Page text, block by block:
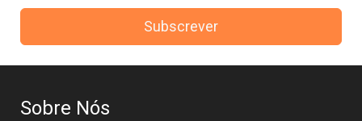
Subscrever
Sobre Nós